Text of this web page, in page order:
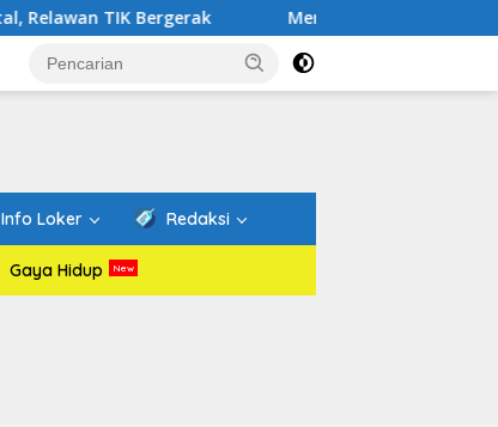
Mengenal Website Resmi PAFI: Wadah
Info Loker Redaksi
Gaya Hidup